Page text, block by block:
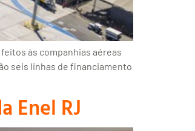
às companhias aéreas
seis linhas de financiamento
Enel RJ